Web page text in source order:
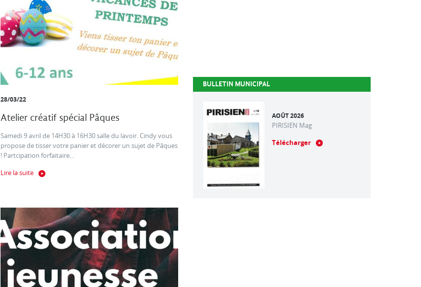
28/03/22
Atelier créatif spécial Pâques
Samedi 9 avril de 14H30 à 16H30 salle du lavoir. Cindy vous
propose de tisser votre panier et décorer un sujet de Pâques
! Partcipation forfaitaire...
Lire la suite
BULLETIN MUNICIPAL
AOÛT 2026
PIRISIEN Mag
Télécharger